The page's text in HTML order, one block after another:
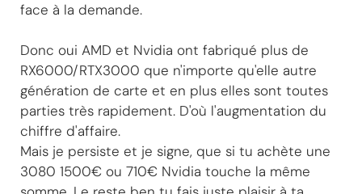
face à la demande.
Donc oui AMD et Nvidia ont fabriqué plus de
RX6000/RTX3000 que n'importe qu'elle autre
génération de carte et en plus elles sont toutes
parties très rapidement. D'où l'augmentation du
chiffre d'affaire.
Mais je persiste et je signe, que si tu achète une
3080 1500€ ou 710€ Nvidia touche la même